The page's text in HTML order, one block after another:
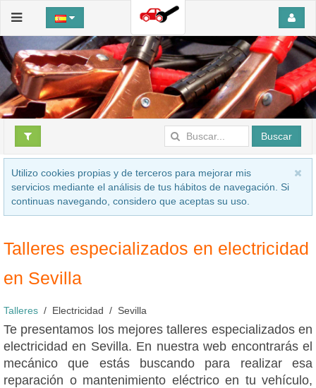
Buscar
Utilizo cookies propias y de terceros para mejorar mis
servicios mediante el análisis de tus hábitos de navegación. Si
continuas navegando, considero que aceptas su uso.
Talleres especializados en electricidad
en Sevilla
Talleres Electricidad Sevilla
Te presentamos los mejores talleres especializados en
electricidad en Sevilla. En nuestra web encontrarás el
mecánico que estás buscando para realizar esa
reparación o mantenimiento eléctrico en tu vehículo,